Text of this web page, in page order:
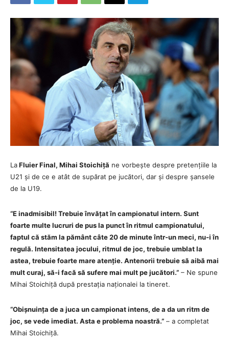
LaFluier Final, Mihai Stoichiță ne vorbește despre pretențiile la
U21 și de ce e atât de supărat pe jucători, dar și despre șansele
de la U19.
“E inadmisibil! Trebuie învățat în campionatul intern. Sunt
foarte multe lucruri de pus la punct în ritmul campionatului,
faptul că stăm la pământ câte 20 de minute într-un meci, nu-i în
regulă. Intensitatea jocului, ritmul de joc, trebuie umblat la
astea, trebuie foarte mare atenție. Antenorii trebuie să aibă mai
mult curaj, să-i facă să sufere mai mult pe jucători.” – Ne spune
Mihai Stoichiță după prestația naționalei la tineret.
“Obișnuința de a juca un campionat intens, de a da un ritm de
joc, se vede imediat. Asta e problema noastră.” – a completat
Mihai Stoichiță.